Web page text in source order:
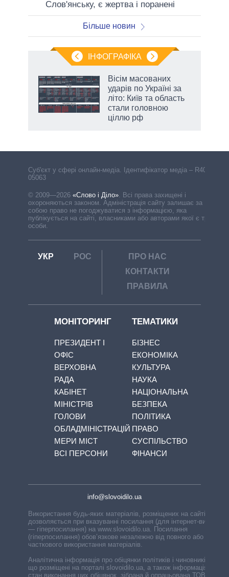
Слов'янську, є жертва і поранені
Більше новин
ІНФОГРАФІКА
Вісім масованих
ударів по Україні за
літо: Київ та область
стали головною
ціллю рф
Cуб'єкт у сфері онлайн-медіа. Ідентифікатор медіа – R40-
05063
© 2009—2026 «Слово і Діло». Всі права захищені і
охороняються законом. Адміністрація сайту залишає за
собою право не погоджуватися з інформацією, яка
публікується на сайті, власниками або авторами якої є треті
особи.
УКР РОС
ПРО НАС
КОНТАКТИ
ПРАВИЛА
МОНІТОРИНГ
ПРЕЗИДЕНТ І
ОФІС
ВЕРХОВНА
РАДА
КАБІНЕТ
МІНІСТРІВ
ГОЛОВИ
ОБЛАДМІНІСТРАЦІЙ
МЕРИ МІСТ
ВСІ ПЕРСОНИ
ТЕМАТИКИ
БІЗНЕС
ЕКОНОМІКА
КУЛЬТУРА
НАУКА
НАЦІОНАЛЬНА
БЕЗПЕКА
ПОЛІТИКА
ПРАВО
СУСПІЛЬСТВО
ФІНАНСИ
info@slovoidilo.ua
Використання будь-яких матеріалів, розміщених на сайті,
дозволяється при вказуванні посилання (для інтернет-видань
— гіперпосилання) на www.slovoidilo.ua. Посилання
(гіперпосилання) обов’язкове незалежно від повного або
часткового використання матеріалів.
Аналітична інформація про обіцянки політиків і чиновників,
що розміщені на порталі slovoidilo.ua, а також інформація про
стан виконання цих обіцянок, зібрана й опрацьована ТОВ «ІА